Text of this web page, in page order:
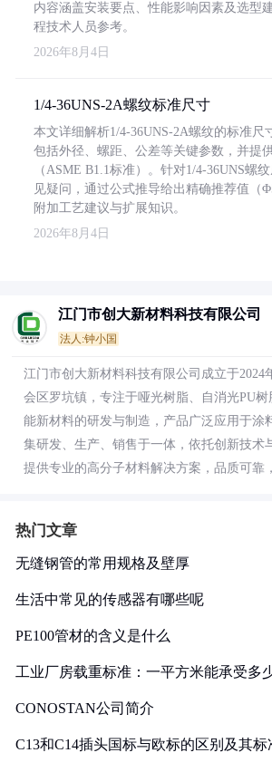
内容涵盖安装要点、性能影响因素及选型
程技术人员参考。
2026年8月4日
1/4-36UNS-2A螺纹标准尺寸
本文详细解析1/4-36UNS-2A螺纹的标准尺
包括外径、螺距、公差等关键参数，并提
（ASME B1.1标准）。针对1/4-36UNS螺
见疑问，通过公式推导给出精确推荐值（
附加工艺建议与扩展知识。
2026年8月4日
江门市创大新材料科技有限公司
法人:钟小国
江门市创大新材料科技有限公司成立于2024
会区罗坑镇，专注于哑光树脂、自消光PU
能新材料的研发与制造，产品广泛应用于涂
集研发、生产、销售于一体，依托创新技术
提供专业的高分子材料解决方案，品质可靠
热门文章
无缝钢管的常用规格及壁厚
生活中常见的传感器有哪些呢
PE100管材的含义是什么
工业厂房载重标准：一平方米能承受多
CONOSTAN公司简介
C13和C14插头国标与欧标的区别及其标